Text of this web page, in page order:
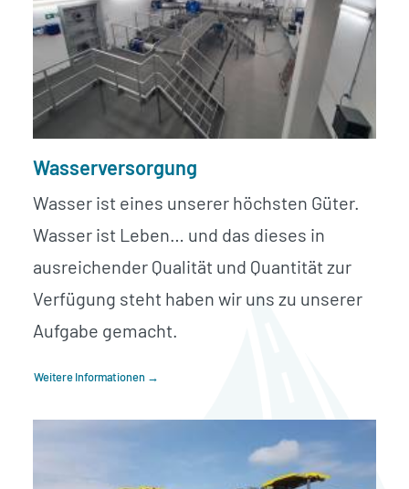
Wasserversorgung
Wasser ist eines unserer höchsten Güter.
Wasser ist Leben… und das dieses in
ausreichender Qualität und Quantität zur
Verfügung steht haben wir uns zu unserer
Aufgabe gemacht.
Weitere Informationen →